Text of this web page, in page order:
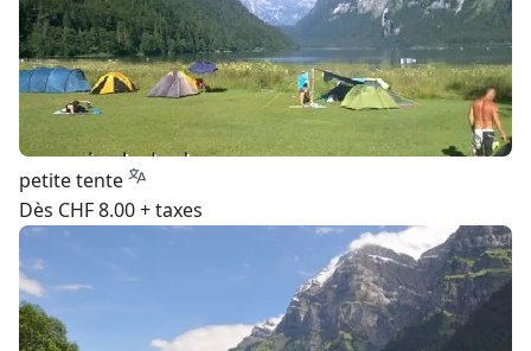
petite tente
Dès CHF 8.00 + taxes